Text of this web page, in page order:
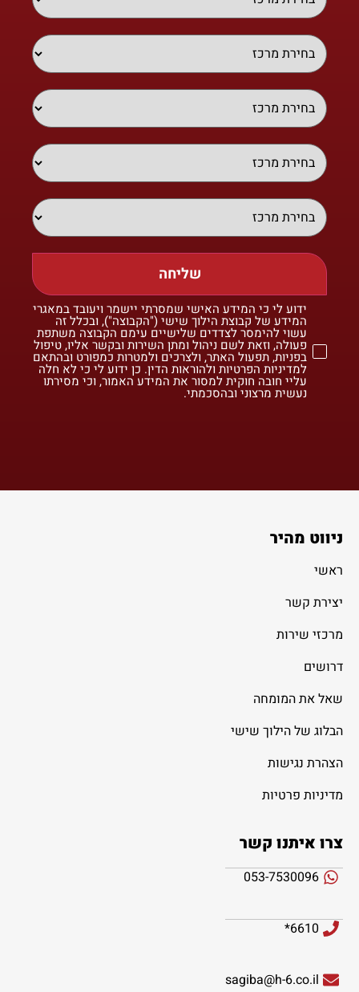
שליחה
ידוע לי כי המידע האישי שמסרתי יישמר ויעובד במאגרי
המידע של קבוצת הילוך שישי ("הקבוצה"), ובכלל זה
עשוי להימסר לצדדים שלישיים עימם הקבוצה משתפת
פעולה, וזאת לשם ניהול ומתן השירות ובקשר אליו, טיפול
בפניות, תפעול האתר, ולצרכים ולמטרות כמפורט ובהתאם
למדיניות הפרטיות ולהוראות הדין. כן ידוע לי כי לא חלה
עליי חובה חוקית למסור את המידע האמור, וכי מסירתו
נעשית מרצוני ובהסכמתי.
ניווט מהיר
ראשי
יצירת קשר
מרכזי שירות
דרושים
שאל את המומחה
הבלוג של הילוך שישי
הצהרת נגישות
מדיניות פרטיות
צרו איתנו קשר
053-7530096
6610*
sagiba@h-6.co.il